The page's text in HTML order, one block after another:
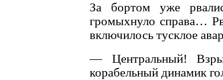
За бортом уже
громыхнуло справа…
включилось тусклое
— Центральный!
корабельный динамик